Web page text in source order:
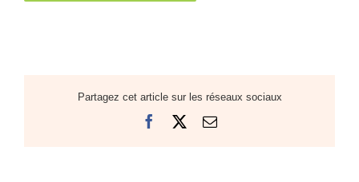
Partagez cet article sur les réseaux sociaux
Facebook Email